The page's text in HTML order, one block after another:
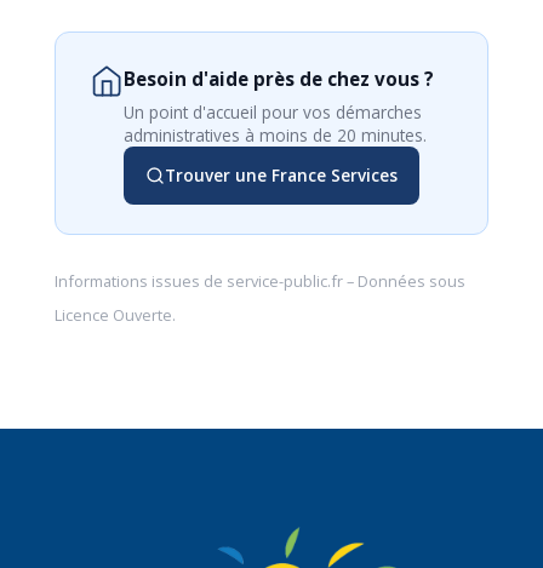
Besoin d'aide près de chez vous ?
Un point d'accueil pour vos démarches
administratives à moins de 20 minutes.
Trouver une France Services
Informations issues de service-public.fr– Données sous
Licence Ouverte.